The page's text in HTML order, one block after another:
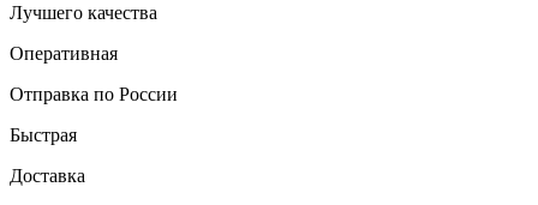
Лучшего качества
Оперативная
Отправка по России
Быстрая
Доставка